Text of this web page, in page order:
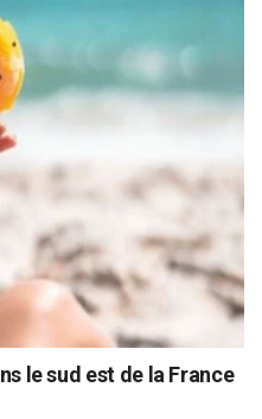
le sud est de la France